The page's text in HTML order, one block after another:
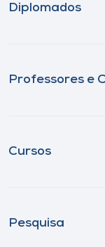
Diplomados
Professores e
Cursos
Pesquisa